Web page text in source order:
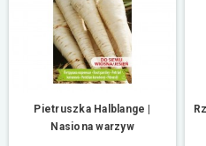
Pietruszka Halblange |
Nasiona warzyw